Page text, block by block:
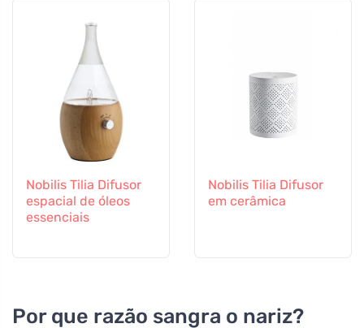
Nobilis Tilia Difusor
espacial de óleos
essenciais
Nobilis Tilia Difusor
em cerâmica
Por que razão sangra o nariz?